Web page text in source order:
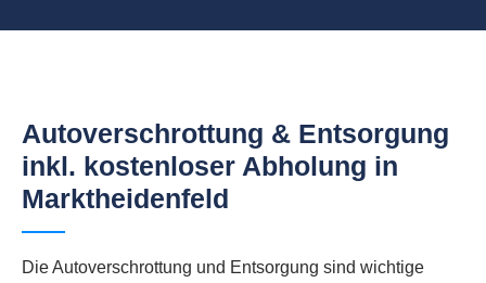
Autoverschrottung & Entsorgung
inkl. kostenloser Abholung in
Marktheidenfeld
Die Autoverschrottung und Entsorgung sind wichtige